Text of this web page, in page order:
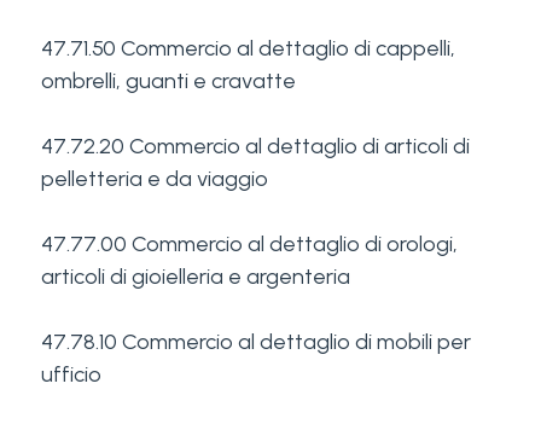
47.71.50 Commercio al dettaglio di cappelli,
ombrelli, guanti e cravatte
47.72.20 Commercio al dettaglio di articoli di
pelletteria e da viaggio
47.77.00 Commercio al dettaglio di orologi,
articoli di gioielleria e argenteria
47.78.10 Commercio al dettaglio di mobili per
ufficio